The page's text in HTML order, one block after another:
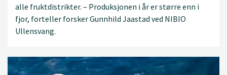
alle fruktdistrikter. – Produksjonen i år er større enn i
fjor, forteller forsker Gunnhild Jaastad ved NIBIO
Ullensvang.